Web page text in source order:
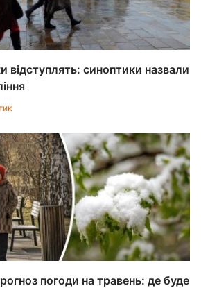
відступлять: синоптики назвали
погоди на травень: де буде